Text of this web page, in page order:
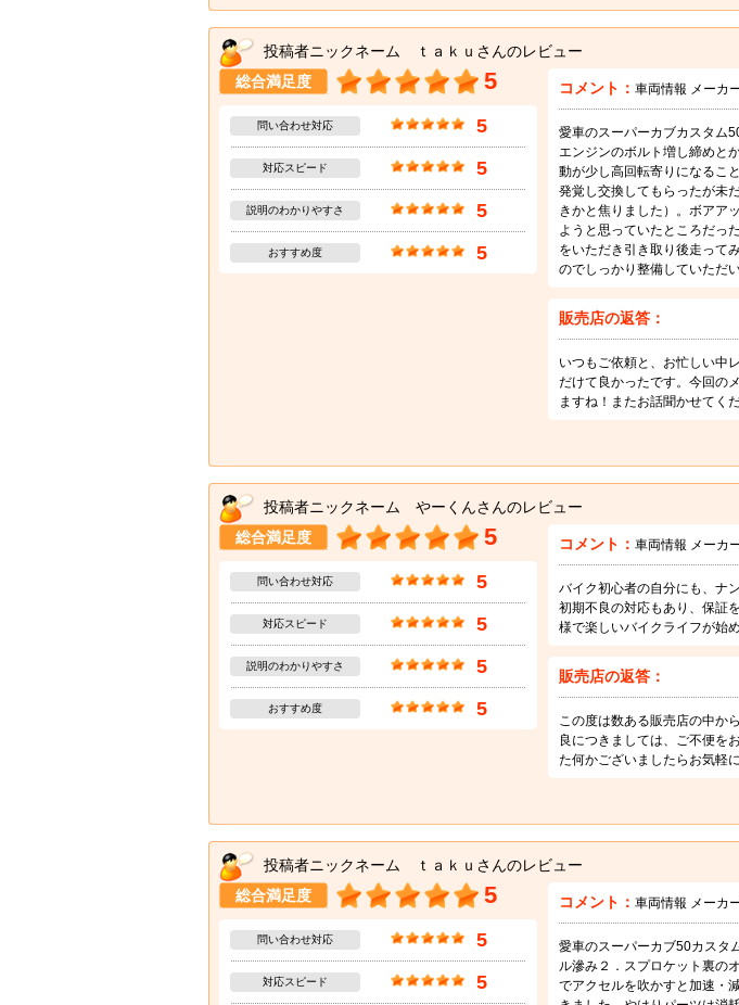
投稿者ニックネーム ｔａｋｕさんのレビュー
総合満足度 5
問い合わせ対応 5
対応スピード 5
説明のわかりやすさ 5
おすすめ度 5
コメント： 車両情報 メーカ
愛車のスーパーカブカスタム
エンジンのボルト増し締めと
動が少し高回転寄りになるこ
発覚し交換してもらったが未
きかと焦りました）。ボアア
ようと思っていたところだっ
をいただき引き取り後走って
のでしっかり整備していただ
販売店の返答：
いつもご依頼と、お忙しい中
だけて良かったです。今回の
ますね！またお話聞かせてく
投稿者ニックネーム やーくんさんのレビュー
総合満足度 5
問い合わせ対応 5
対応スピード 5
説明のわかりやすさ 5
おすすめ度 5
コメント： 車両情報 メーカ
バイク初心者の自分にも、ナ
初期不良の対応もあり、保証
様で楽しいバイクライフが始
販売店の返答：
この度は数ある販売店の中か
良につきましては、ご不便を
た何かございましたらお気軽
投稿者ニックネーム ｔａｋｕさんのレビュー
総合満足度 5
問い合わせ対応 5
対応スピード 5
コメント： 車両情報 メーカ
愛車のスーパーカブ50カスタ
ル滲み２．スプロケット裏の
でアクセルを吹かすと加速・